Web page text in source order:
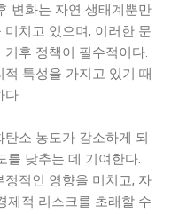
변화는 자연 생태계뿐만
치고 있으며, 이러한 문
후 정책이 필수적이다.
특성을 가지고 있기 때
다.
소 농도가 감소하게 되
를 낮추는 데 기여한다.
적인 영향을 미치고, 자
제적 리스크를 초래할 수